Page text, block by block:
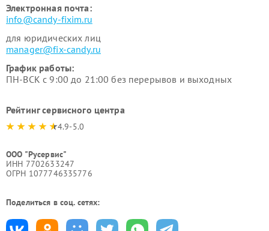
Электронная почта:
info@candy-fixim.ru
для юридических лиц
manager@fix-candy.ru
График работы:
ПН-ВСК с 9:00 до 21:00 без перерывов и выходных
Рейтинг сервисного центра
4.9-5.0
ООО "Русервис"
ИНН 7702633247
ОГРН 1077746335776
Поделиться в соц. сетях: